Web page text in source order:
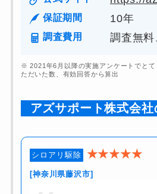
保証期間 10年
調査費用 調査無
※ 2021年6月以降の実施アンケートでとて
ただいた数、有効回答から算出
アズサポート株式会社
シロアリ駆除 ★★★★★
[神奈川県藤沢市]